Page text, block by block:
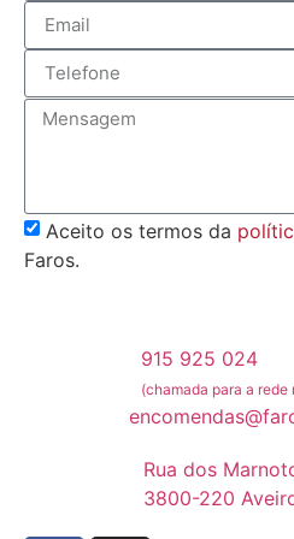
Aceito os termos da
Faros.
915 925 024
(chamada para a
Rua dos
3800-220